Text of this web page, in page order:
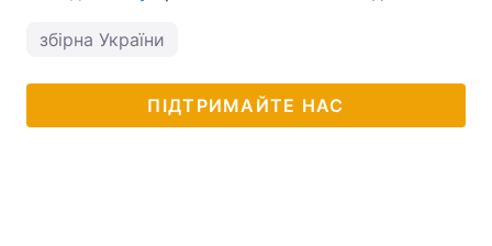
збірна України
ПІДТРИМАЙТЕ НАС